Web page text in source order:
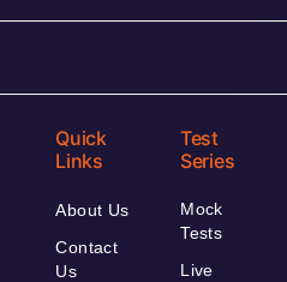
Quick
Links
About Us
Contact
Us
Test
Series
Mock
Tests
Live